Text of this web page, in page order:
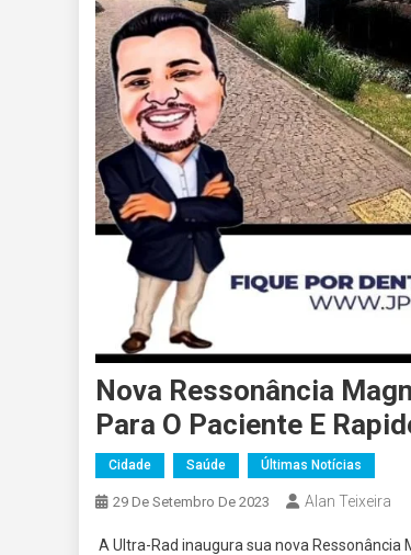
Nova Ressonância
Para O Paciente E
Cidade Saúde Últimas Notícias
29 De Setembro De 2023 Alan Teixeira
A Ultra-Rad inaugura sua nova